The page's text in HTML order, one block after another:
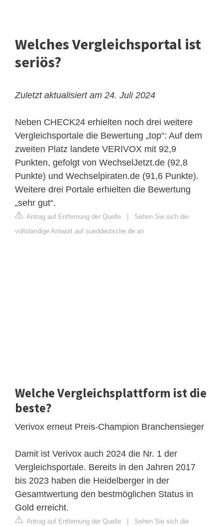
Welches Vergleichsportal ist
seriös?
Zuletzt aktualisiert am 24. Juli 2024
Neben CHECK24 erhielten noch drei weitere
Vergleichsportale die Bewertung „top“: Auf dem
zweiten Platz landete VERIVOX mit 92,9
Punkten, gefolgt von WechselJetzt.de (92,8
Punkte) und Wechselpiraten.de (91,6 Punkte).
Weitere drei Portale erhielten die Bewertung
„sehr gut“.
Antrag auf Entfernung der Quelle
Sehen Sie sich die
vollständige Antwort auf sueddeutsche.de an
Welche Vergleichsplattform ist die
beste?
Verivox erneut Preis-Champion Branchensieger
Damit ist Verivox auch 2024 die Nr. 1 der
Vergleichsportale. Bereits in den Jahren 2017
bis 2023 haben die Heidelberger in der
Gesamtwertung den bestmöglichen Status in
Gold erreicht.
Antrag auf Entfernung der Quelle
Sehen Sie sich die